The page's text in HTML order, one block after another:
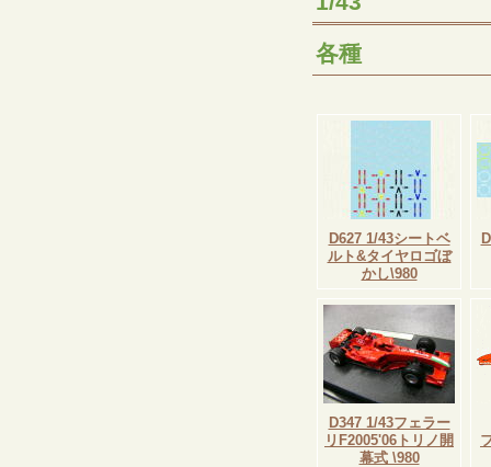
各種
D627 1/43シートベ
ルト&タイヤロゴぼ
かし\980
D347 1/43フェラー
リF2005'06トリノ開
幕式 \980